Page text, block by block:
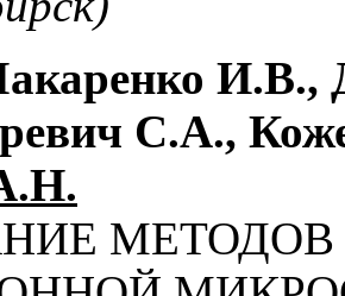
И.В.,
С.А.,